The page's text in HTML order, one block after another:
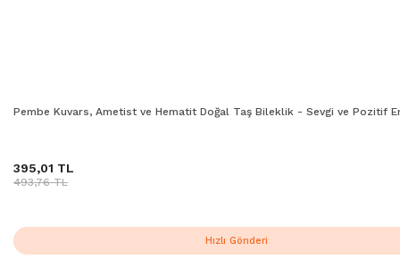
Pembe Kuvars, Ametist ve Hematit Doğal Taş Bileklik - Sevgi ve Pozitif
395,01 TL
493,76 TL
Hızlı Gönderi